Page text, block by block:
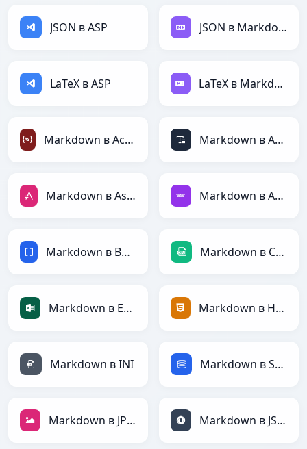
JSON в ASP JSON в Markdown
LaTeX в ASP LaTeX в Markdown
Markdown в ActionScript Markdown в ASCII
Markdown в AsciiDoc Markdown в Avro
Markdown в BBCode Markdown в CSV
Markdown в Excel Markdown в HTML
Markdown в INI Markdown в SQL
Markdown в JPEG Markdown в JSON